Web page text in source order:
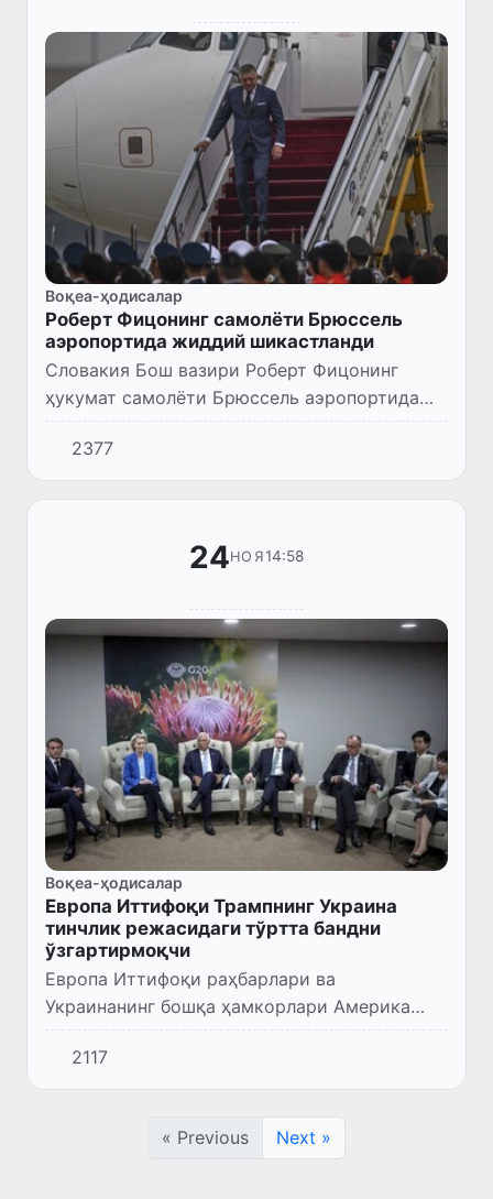
Воқеа-ҳодисалар
Роберт Фицонинг самолёти Брюссель
аэропортида жиддий шикастланди
Словакия Бош вазири Роберт Фицонинг
ҳукумат самолёти Брюссель аэропортида
жиддий шикастланди ва учишга яроқсиз деб
эълон қилинди.
2377
24НОЯ14:58
Воқеа-ҳодисалар
Европа Иттифоқи Трампнинг Украина
тинчлик режасидаги тўртта бандни
ўзгартирмоқчи
Европа Иттифоқи раҳбарлари ва
Украинанинг бошқа ҳамкорлари Америка
тинчлик режасини рад этишмоқда. Улар
режанинг 28 та бандидан камида бир
нечтасини ўзгартирмоқчи, деб хабар
2117
« Previous Next »